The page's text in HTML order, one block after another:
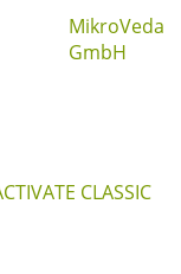
MikroVeda
GmbH